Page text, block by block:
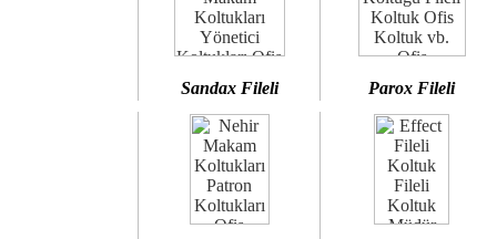
Sandax Fileli Parox Fileli